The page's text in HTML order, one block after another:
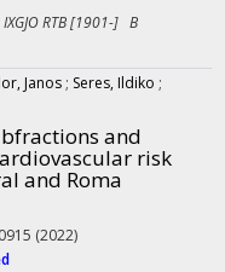
RTB [1901-] B
Janos ; Seres, Ildiko ;
and
risk
and Roma
(2022)